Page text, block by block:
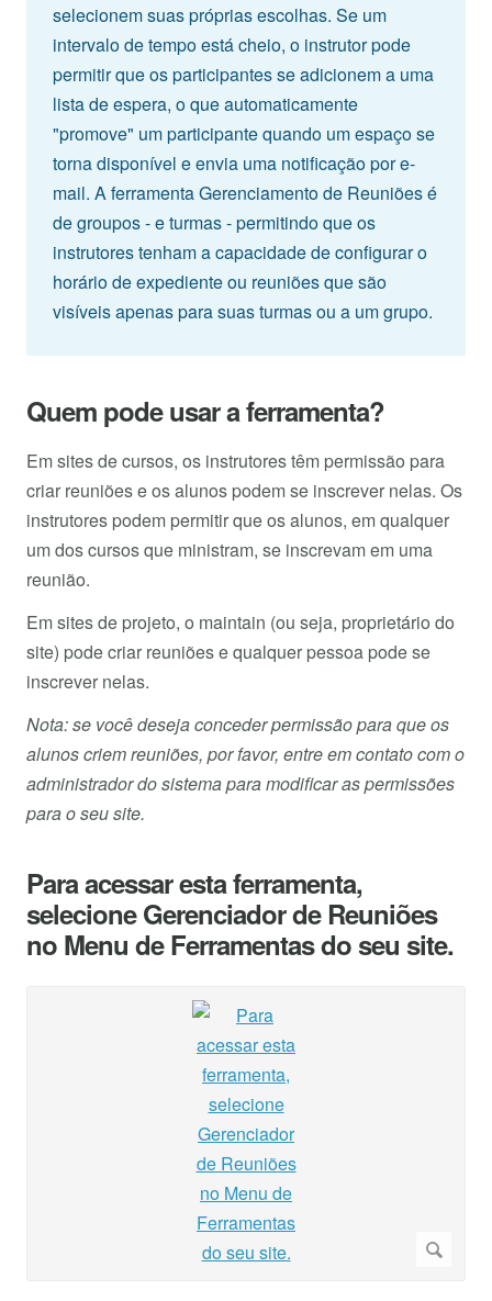
selecionem suas próprias escolhas. Se um
intervalo de tempo está cheio, o instrutor pode
permitir que os participantes se adicionem a uma
lista de espera, o que automaticamente
"promove" um participante quando um espaço se
torna disponível e envia uma notificação por e-
mail. A ferramenta Gerenciamento de Reuniões é
de groupos - e turmas - permitindo que os
instrutores tenham a capacidade de configurar o
horário de expediente ou reuniões que são
visíveis apenas para suas turmas ou a um grupo.
Quem pode usar a ferramenta?
Em sites de cursos, os instrutores têm permissão para
criar reuniões e os alunos podem se inscrever nelas. Os
instrutores podem permitir que os alunos, em qualquer
um dos cursos que ministram, se inscrevam em uma
reunião.
Em sites de projeto, o maintain (ou seja, proprietário do
site) pode criar reuniões e qualquer pessoa pode se
inscrever nelas.
Nota: se você deseja conceder permissão para que os
alunos criem reuniões, por favor, entre em contato com o
administrador do sistema para modificar as permissões
para o seu site.
Para acessar esta ferramenta,
selecione Gerenciador de Reuniões
no Menu de Ferramentas do seu site.